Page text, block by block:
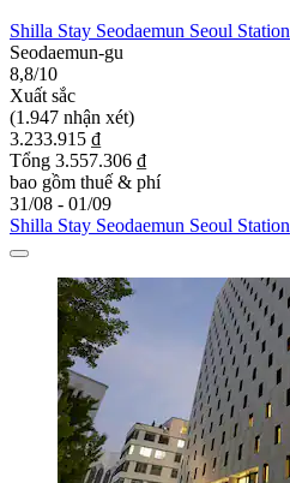
Shilla Stay Seodaemun Seoul Station
Seodaemun-gu
8,8/10
Xuất sắc
(1.947 nhận xét)
3.233.915 ₫
Tổng 3.557.306 ₫
bao gồm thuế & phí
31/08 - 01/09
Shilla Stay Seodaemun Seoul Station